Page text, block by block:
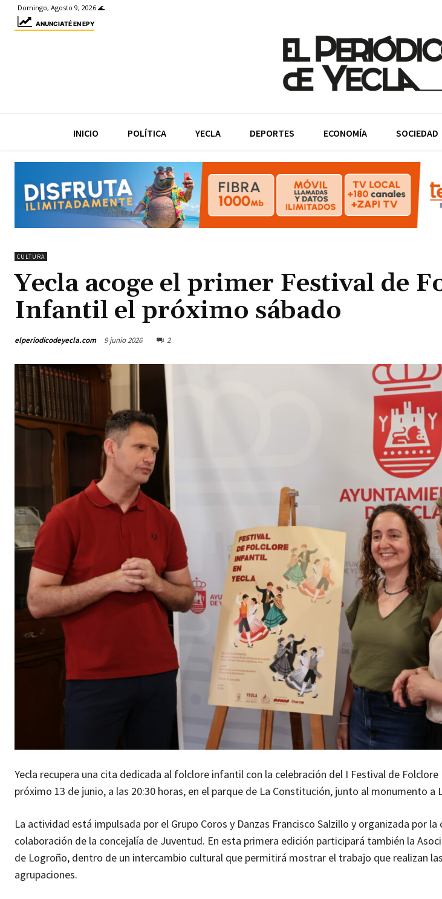
Domingo, Agosto 9, 2026 🌊
ANUNCIATÉ EN EPY
INICIO POLÍTICA YECLA DEPORTES ECONOMÍA SOCIEDAD
CULTURA
Yecla acoge el primer Festival de
Infantil el próximo sábado
elperiodicodeyecla.com 9 junio 2026 2
Yecla recupera una cita dedicada al folclore infantil con la celebración del I Festival de
próximo 13 de junio, a las 20:30 horas, en el parque de La Constitución, junto al monumento a
La actividad está impulsada por el Grupo Coros y Danzas Francisco Salzillo y organizada por
colaboración de la concejalía de Juventud. En esta primera edición participará también la
de Logroño, dentro de un intercambio cultural que permitirá mostrar el trabajo que realizan
agrupaciones.